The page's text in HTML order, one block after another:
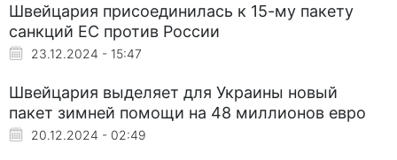
Швейцария присоединилась к 15-му пакету
санкций ЕС против России
23.12.2024 - 15:47
Швейцария выделяет для Украины новый
пакет зимней помощи на 48 миллионов евро
20.12.2024 - 02:49